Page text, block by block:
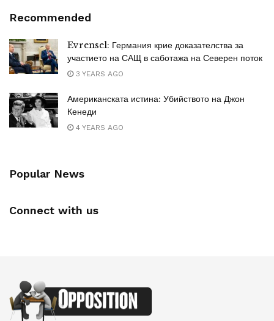
Recommended
Evrensel: Германия крие доказателства за
участието на САЩ в саботажа на Северен поток
3 YEARS AGO
Американската истина: Убийството на Джон
Кенеди
4 YEARS AGO
Popular News
Connect with us